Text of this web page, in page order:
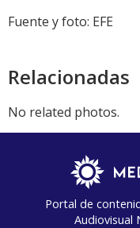
Fuente y foto: EFE
Relacionadas
No related photos.
Portal de
Audiovisual